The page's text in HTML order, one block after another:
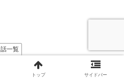
一覧
ーリンク
トップ サイドバー